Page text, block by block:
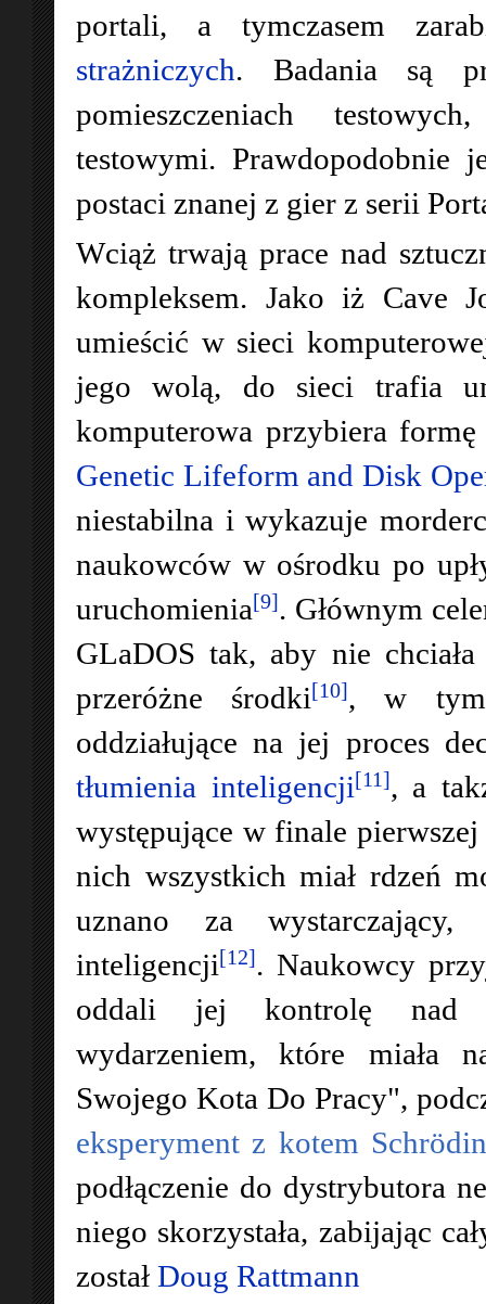
portali, a tymczasem
strażniczych. Badania są
pomieszczeniach
testowymi. Prawdopodobnie
postaci znanej z gier z serii
Wciąż trwają prace nad
kompleksem. Jako iż Cave
umieścić w sieci
jego wolą, do sieci trafia
komputerowa przybiera
Genetic Lifeform and Disk
niestabilna i wykazuje
naukowców w ośrodku po
uruchomienia[9]. Głównym
GLaDOS tak, aby nie
przeróżne środki[10], w tym
oddziałujące na jej proces
tłumienia inteligencji[11], a
występujące w finale
nich wszystkich miał rdzeń
uznano za
inteligencji[12]. Naukowcy
oddali jej kontrolę nad
wydarzeniem, które miała
Swojego Kota Do Pracy",
eksperyment z kotem
podłączenie do dystrybutora
niego skorzystała, zabijając
został Doug Rattmann